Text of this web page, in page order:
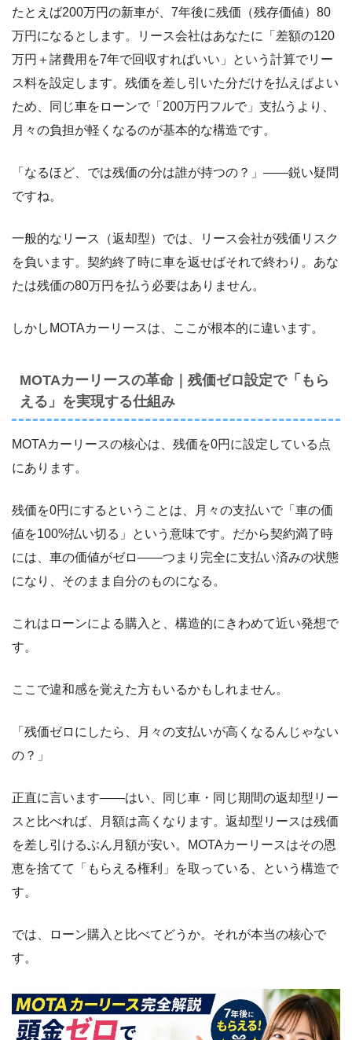
たとえば200万円の新車が、7年後に残価（残存価値）80
万円になるとします。リース会社はあなたに「差額の120
万円＋諸費用を7年で回収すればいい」という計算でリー
ス料を設定します。残価を差し引いた分だけを払えばよい
ため、同じ車をローンで「200万円フルで」支払うより、
月々の負担が軽くなるのが基本的な構造です。
「なるほど、では残価の分は誰が持つの？」――鋭い疑問
ですね。
一般的なリース（返却型）では、リース会社が残価リスク
を負います。契約終了時に車を返せばそれで終わり。あな
たは残価の80万円を払う必要はありません。
しかしMOTAカーリースは、ここが根本的に違います。
MOTAカーリースの革命｜残価ゼロ設定で「もら
える」を実現する仕組み
MOTAカーリースの核心は、残価を0円に設定している点
にあります。
残価を0円にするということは、月々の支払いで「車の価
値を100%払い切る」という意味です。だから契約満了時
には、車の価値がゼロ――つまり完全に支払い済みの状態
になり、そのまま自分のものになる。
これはローンによる購入と、構造的にきわめて近い発想で
す。
ここで違和感を覚えた方もいるかもしれません。
「残価ゼロにしたら、月々の支払いが高くなるんじゃない
の？」
正直に言います――はい、同じ車・同じ期間の返却型リー
スと比べれば、月額は高くなります。返却型リースは残価
を差し引けるぶん月額が安い。MOTAカーリースはその恩
恵を捨てて「もらえる権利」を取っている、という構造で
す。
では、ローン購入と比べてどうか。それが本当の核心で
す。